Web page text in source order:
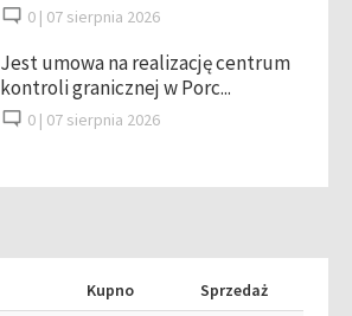
0 | 07 sierpnia 2026
Jest umowa na realizację centrum
kontroli granicznej w Porc...
0 | 07 sierpnia 2026
Kupno
Sprzedaż